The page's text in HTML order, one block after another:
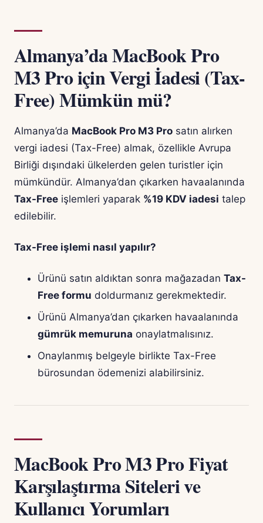
Almanya’da MacBook Pro
M3 Pro için Vergi İadesi (Tax-
Free) Mümkün mü?
Almanya’da MacBook Pro M3 Pro satın alırken
vergi iadesi (Tax-Free) almak, özellikle Avrupa
Birliği dışındaki ülkelerden gelen turistler için
mümkündür. Almanya’dan çıkarken havaalanında
Tax-Free işlemleri yaparak %19 KDV iadesi talep
edilebilir.
Tax-Free işlemi nasıl yapılır?
Ürünü satın aldıktan sonra mağazadan Tax-
Free formu doldurmanız gerekmektedir.
Ürünü Almanya’dan çıkarken havaalanında
gümrük memuruna onaylatmalısınız.
Onaylanmış belgeyle birlikte Tax-Free
bürosundan ödemenizi alabilirsiniz.
MacBook Pro M3 Pro Fiyat
Karşılaştırma Siteleri ve
Kullanıcı Yorumları